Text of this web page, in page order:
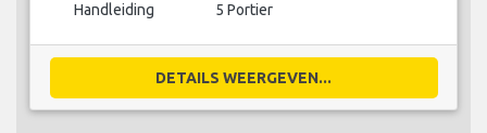
Handleiding 5 Portier
DETAILS WEERGEVEN...